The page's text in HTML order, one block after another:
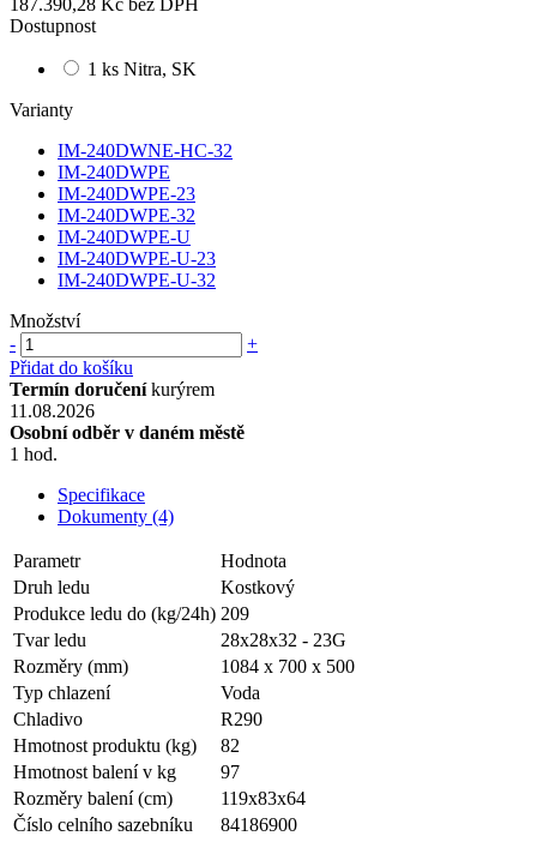
187.390,28 Kč bez DPH
Dostupnost
1 ks Nitra, SK
Varianty
IM-240DWNE-HC-32
IM-240DWPE
IM-240DWPE-23
IM-240DWPE-32
IM-240DWPE-U
IM-240DWPE-U-23
IM-240DWPE-U-32
Množství
-
+
Přidat do košíku
Termín doručeníkurýrem
11.08.2026
Osobní odběr v daném městě
1 hod.
Specifikace
Dokumenty (4)
Parametr
Hodnota
Druh ledu
Kostkový
Produkce ledu do (kg/24h) 209
Tvar ledu
28x28x32 - 23G
Rozměry (mm)
1084 x 700 x 500
Typ chlazení
Voda
Chladivo
R290
Hmotnost produktu (kg)
82
Hmotnost balení v kg
97
Rozměry balení (cm)
119x83x64
Číslo celního sazebníku
84186900